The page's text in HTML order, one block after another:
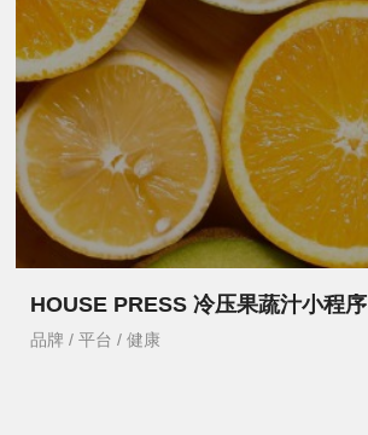
HOUSE PRESS 冷压果蔬汁小程序
品牌 / 平台 / 健康